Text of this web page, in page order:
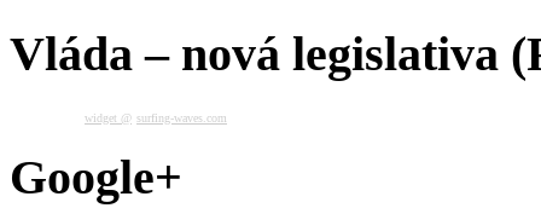
Vláda – nová legislativa
widget @ surfing-waves.com
Google+